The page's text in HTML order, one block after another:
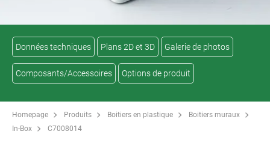
Données techniques Plans 2D et 3D Galerie de photos
Composants/Accessoires Options de produit
Homepage Produits Boitiers en plastique
Boitiers muraux
In-Box
C7008014